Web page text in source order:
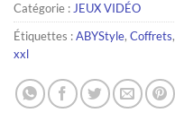
Catégorie : JEUX VIDÉO
Étiquettes :ABYStyle, Coffrets,
xxl